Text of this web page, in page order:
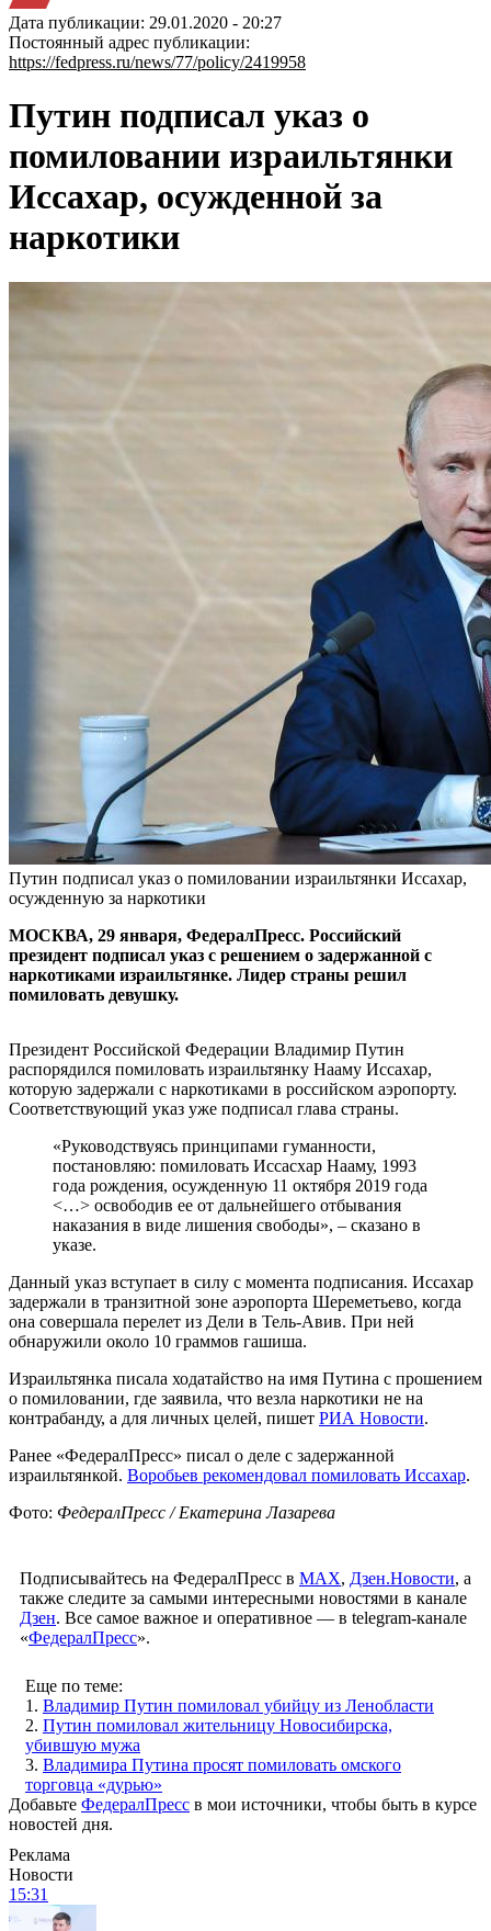
Дата публикации: 29.01.2020 - 20:27
Постоянный адрес публикации:
https://fedpress.ru/news/77/policy/2419958
Путин подписал указ о
помиловании израильтянки
Иссахар, осужденной за
наркотики
Путин подписал указ о помиловании израильтянки Иссахар,
осужденную за наркотики
МОСКВА, 29 января, ФедералПресс. Российский
президент подписал указ с решением о задержанной с
наркотиками израильтянке. Лидер страны решил
помиловать девушку.
Президент Российской Федерации Владимир Путин
распорядился помиловать израильтянку Нааму Иссахар,
которую задержали с наркотиками в российском аэропорту.
Соответствующий указ уже подписал глава страны.
«Руководствуясь принципами гуманности,
постановляю: помиловать Иссасхар Нааму, 1993
года рождения, осужденную 11 октября 2019 года
<…> освободив ее от дальнейшего отбывания
наказания в виде лишения свободы», – сказано в
указе.
Данный указ вступает в силу с момента подписания. Иссахар
задержали в транзитной зоне аэропорта Шереметьево, когда
она совершала перелет из Дели в Тель-Авив. При ней
обнаружили около 10 граммов гашиша.
Израильтянка писала ходатайство на имя Путина с прошением
о помиловании, где заявила, что везла наркотики не на
контрабанду, а для личных целей, пишет РИА Новости.
Ранее «ФедералПресс» писал о деле с задержанной
израильтянкой. Воробьев рекомендовал помиловать Иссахар.
Фото: ФедералПресс / Екатерина Лазарева
Подписывайтесь на ФедералПресс в МАХ, Дзен.Новости, а
также следите за самыми интересными новостями в канале
Дзен. Все самое важное и оперативное — в telegram-канале
«ФедералПресс».
Еще по теме:
1. Владимир Путин помиловал убийцу из Ленобласти
2. Путин помиловал жительницу Новосибирска,
убившую мужа
3. Владимира Путина просят помиловать омского
торговца «дурью»
Добавьте ФедералПресс в мои источники, чтобы быть в курсе
новостей дня.
Реклама
Новости
15:31